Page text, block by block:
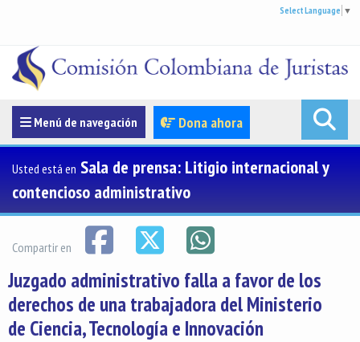
Select Language ▼
Menúde navegación
Menú de navegación Dona ahora
Usted está en Sala de prensa: Litigio internacional y
contencioso administrativo
Compartir en
Juzgado administrativo falla a favor de los
derechos de una trabajadora del Ministerio
de Ciencia, Tecnología e Innovación